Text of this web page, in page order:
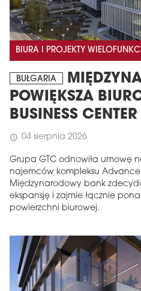
BIURA I PROJEKTY
BUŁGARIA
POWIĘKSZA
BUSINESS
schedule 04 sierpnia 2026
Grupa GTC odnowiła umowę
najemców kompleksu Advance
Międzynarodowy bank
ekspansję i zajmie łącznie
powierzchni biurowej.